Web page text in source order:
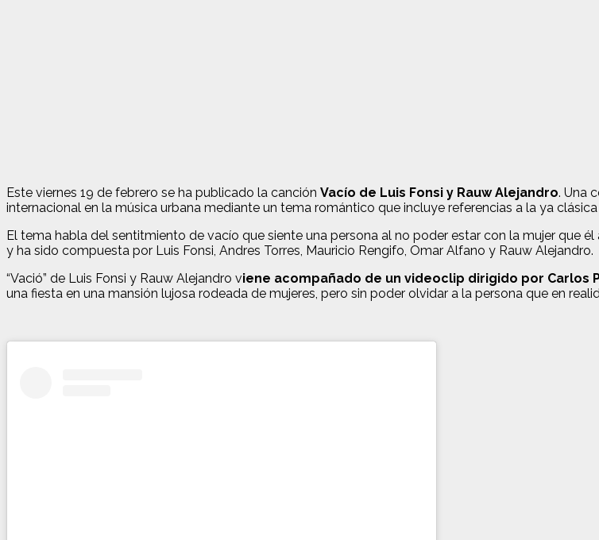
Este viernes 19 de febrero se ha publicado la canción Vacío de Luis Fonsi y Rauw Alejandro. Una
internacional en la música urbana mediante un tema romántico que incluye referencias a la ya clásica
El tema habla del sentitmiento de vacío que siente una persona al no poder estar con la mujer que
y ha sido compuesta por Luis Fonsi, Andres Torres, Mauricio Rengifo, Omar Alfano y Rauw Alejandro.
“Vació” de Luis Fonsi y Rauw Alejandro viene acompañado de un videoclip dirigido por Carlos
una fiesta en una mansión lujosa rodeada de mujeres, pero sin poder olvidar a la persona que en